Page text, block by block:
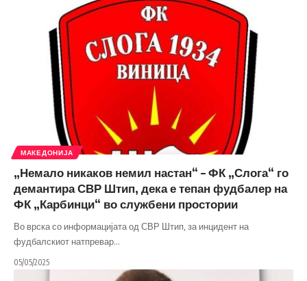
МАКЕДОНИЈА
„Немало никаков немил настан“ – ФК „Слога“ го
демантира СВР Штип, дека е тепан фудбалер на
ФК „Карбинци“ во службени простории
Во врска со информацијата од СВР Штип, за инцидент на
фудбалскиот натпревар…
05/05/2025